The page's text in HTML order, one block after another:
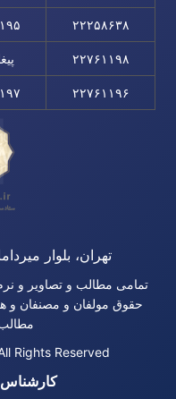
۲۲۲۵۸۶۳۸
۲۲۷۶۱۱۹۸
۲۲۷۶۱۱۹۶
تهران، بلوار
تمامی مطالب و تصاویر و
حقوق مولفان و مصنفان و
Rights Reserved